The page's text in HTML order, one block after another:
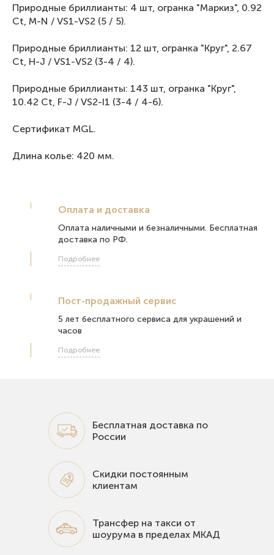
Природные бриллианты: 4 шт, огранка "Маркиз", 0.92
Ct, М-N / VS1-VS2 (5 / 5).
Природные бриллианты: 12 шт, огранка "Круг", 2.67
Ct, Н-J / VS1-VS2 (3-4 / 4).
Природные бриллианты: 143 шт, огранка "Круг",
10.42 Ct, F-J / VS2-I1 (3-4 / 4-6).
Сертификат МGL.
Длина колье: 420 мм.
Оплата и доставка
Оплата наличными и безналичными. Бесплатная
доставка по РФ.
Подробнее
Пост-продажный сервис
5 лет бесплатного сервиса для украшений и
часов
Подробнее
Бесплатная доставка по
России
Скидки постоянным
клиентам
Трансфер на такси от
шоурума в пределах МКАД